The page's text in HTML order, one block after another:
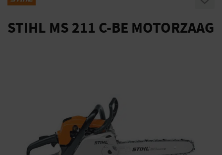
STIHL MS 211 C-BE MOTORZAAG